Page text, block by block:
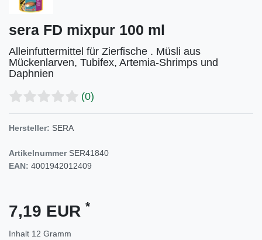
sera FD mixpur 100 ml
Alleinfuttermittel für Zierfische . Müsli aus
Mückenlarven, Tubifex, Artemia-Shrimps und
Daphnien
(0)
Hersteller: SERA
Artikelnummer SER41840
EAN: 4001942012409
7,19 EUR *
Inhalt 12 Gramm